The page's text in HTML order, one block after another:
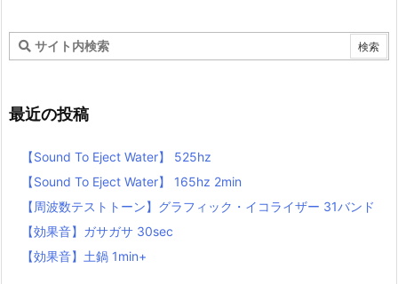
最近の投稿
【Sound To Eject Water】 525hz
【Sound To Eject Water】 165hz 2min
【周波数テストトーン】グラフィック・イコライザー 31バンド
【効果音】ガサガサ 30sec
【効果音】土鍋 1min+